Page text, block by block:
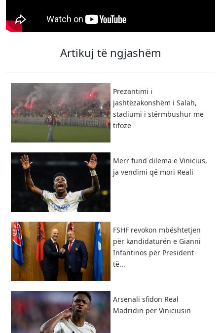
Artikuj të ngjashëm
Prezantimi i
jashtëzakonshëm i Salah,
stadiumi i stërmbushur me
tifozë
Merr fund dilema e Vinicius,
ja vendimi që mori Reali
FSHF revokon mbështetjen
për kandidaturën e Gianni
Infantinos për President
të...
​Arsenali sfidon Real
Madridin për Viniciusin